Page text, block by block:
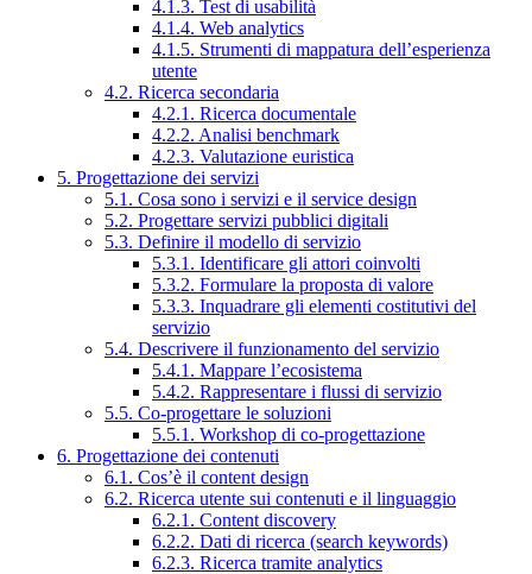
4.1.3. Test di usabilità
4.1.4. Web analytics
4.1.5. Strumenti di mappatura dell’esperienza
utente
4.2. Ricerca secondaria
4.2.1. Ricerca documentale
4.2.2. Analisi benchmark
4.2.3. Valutazione euristica
5. Progettazione dei servizi
5.1. Cosa sono i servizi e il service design
5.2. Progettare servizi pubblici digitali
5.3. Definire il modello di servizio
5.3.1. Identificare gli attori coinvolti
5.3.2. Formulare la proposta di valore
5.3.3. Inquadrare gli elementi costitutivi del
servizio
5.4. Descrivere il funzionamento del servizio
5.4.1. Mappare l’ecosistema
5.4.2. Rappresentare i flussi di servizio
5.5. Co-progettare le soluzioni
5.5.1. Workshop di co-progettazione
6. Progettazione dei contenuti
6.1. Cos’è il content design
6.2. Ricerca utente sui contenuti e il linguaggio
6.2.1. Content discovery
6.2.2. Dati di ricerca (search keywords)
6.2.3. Ricerca tramite analytics